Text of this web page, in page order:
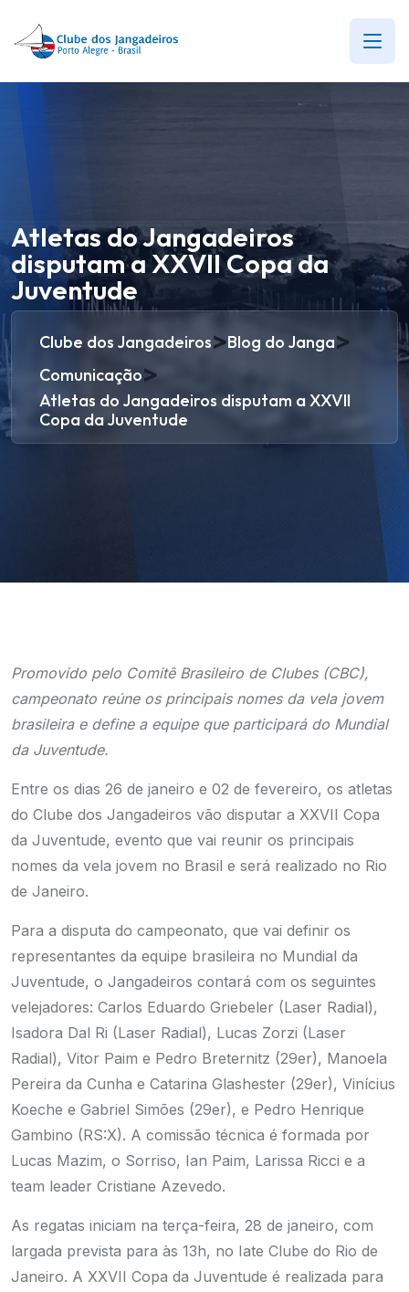
Atletas do Jangadeiros
disputam a XXVII Copa da
Juventude
Clube dos Jangadeiros>Blog do Janga>
Comunicação>
Atletas do Jangadeiros disputam a XXVII
Copa da Juventude
Promovido pelo Comitê Brasileiro de Clubes (CBC),
campeonato reúne os principais nomes da vela jovem
brasileira e define a equipe que participará do Mundial
da Juventude.
Entre os dias 26 de janeiro e 02 de fevereiro, os atletas
do Clube dos Jangadeiros vão disputar a XXVII Copa
da Juventude, evento que vai reunir os principais
nomes da vela jovem no Brasil e será realizado no Rio
de Janeiro.
Para a disputa do campeonato, que vai definir os
representantes da equipe brasileira no Mundial da
Juventude, o Jangadeiros contará com os seguintes
velejadores: Carlos Eduardo Griebeler (Laser Radial),
Isadora Dal Ri (Laser Radial), Lucas Zorzi (Laser
Radial), Vitor Paim e Pedro Breternitz (29er), Manoela
Pereira da Cunha e Catarina Glashester (29er), Vinícius
Koeche e Gabriel Simões (29er), e Pedro Henrique
Gambino (RS:X). A comissão técnica é formada por
Lucas Mazim, o Sorriso, Ian Paim, Larissa Ricci e a
team leader Cristiane Azevedo.
As regatas iniciam na terça-feira, 28 de janeiro, com
largada prevista para às 13h, no Iate Clube do Rio de
Janeiro. A XXVII Copa da Juventude é realizada para